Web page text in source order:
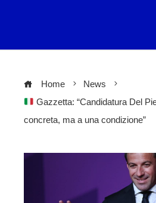
Home
News
Gazzetta: “Candidatura Del
concreta, ma a una condizione”